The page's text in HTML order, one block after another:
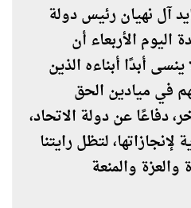
آل نهيان رئيس دولة
اليوم الأربعاء أن
أبدًا أبناءه الذين
في ميادين الحق
دفاعًا عن دولة الاتحاد،
لتظل رايتنا
والعزة والمنعة